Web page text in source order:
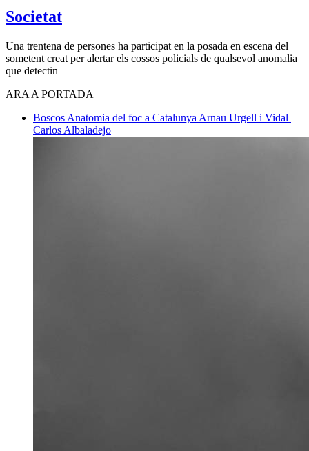
Societat
Una trentena de persones ha participat en la posada en escena del
sometent creat per alertar els cossos policials de qualsevol anomalia
que detectin
ARA A PORTADA
Boscos Anatomia del foc a Catalunya Arnau Urgell i Vidal |
Carlos Albaladejo